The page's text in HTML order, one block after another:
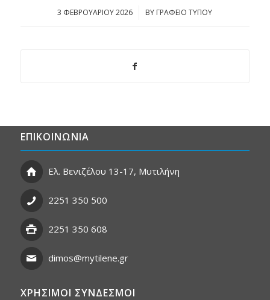
3 ΦΕΒΡΟΥΑΡΊΟΥ 2026
/ BY ΓΡΑΦΕΙΟ ΤΥΠΟΥ
ΕΠΙΚΟΙΝΩΝΙΑ
Ελ. Βενιζέλου 13-17, Μυτιλήνη
2251 350 500
2251 350 608
dimos@mytilene.gr
ΧΡΗΣΙΜΟΙ ΣΥΝΔΕΣΜΟΙ